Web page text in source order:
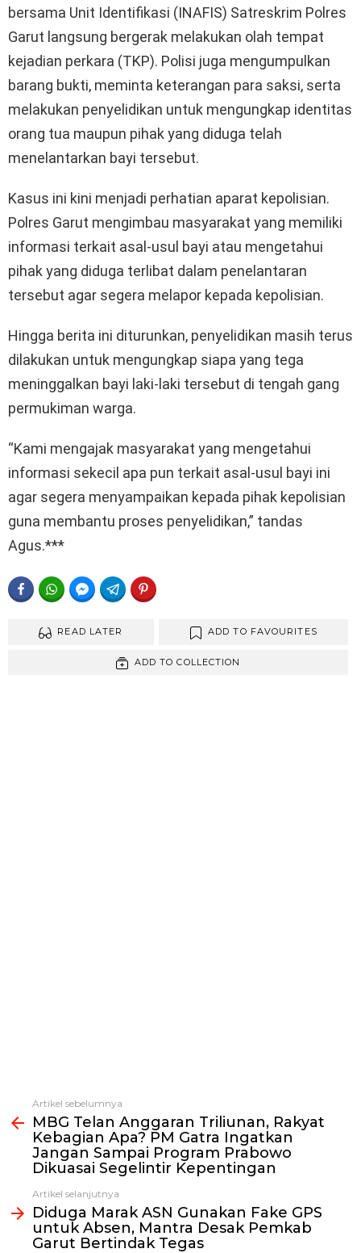
bersama Unit Identifikasi (INAFIS) Satreskrim Polres
Garut langsung bergerak melakukan olah tempat
kejadian perkara (TKP). Polisi juga mengumpulkan
barang bukti, meminta keterangan para saksi, serta
melakukan penyelidikan untuk mengungkap identitas
orang tua maupun pihak yang diduga telah
menelantarkan bayi tersebut.
Kasus ini kini menjadi perhatian aparat kepolisian.
Polres Garut mengimbau masyarakat yang memiliki
informasi terkait asal-usul bayi atau mengetahui
pihak yang diduga terlibat dalam penelantaran
tersebut agar segera melapor kepada kepolisian.
Hingga berita ini diturunkan, penyelidikan masih terus
dilakukan untuk mengungkap siapa yang tega
meninggalkan bayi laki-laki tersebut di tengah gang
permukiman warga.
“Kami mengajak masyarakat yang mengetahui
informasi sekecil apa pun terkait asal-usul bayi ini
agar segera menyampaikan kepada pihak kepolisian
guna membantu proses penyelidikan,” tandas
Agus.***
FACEBOOKWHATSAPPFACEBOOK MESSENGER
TELEGRAM
READ LATER ADD TO FAVOURITES
ADD TO COLLECTION
Lihat
selengkapnya
Artikel sebelumnya
MBG Telan Anggaran Triliunan, Rakyat
Kebagian Apa? PM Gatra Ingatkan
Jangan Sampai Program Prabowo
Dikuasai Segelintir Kepentingan
Artikel selanjutnya
Diduga Marak ASN Gunakan Fake GPS
untuk Absen, Mantra Desak Pemkab
Garut Bertindak Tegas